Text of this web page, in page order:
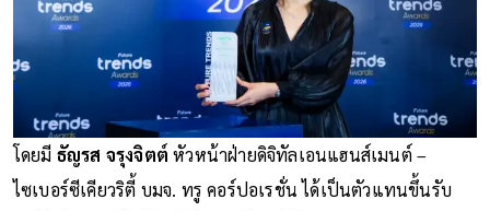
โดยมี ธัญรส จรุงจิตต์ หัวหน้าฝ่ายดิจิทัลเอนแฮนส์เมนต์ –
ไซเบอร์ซีเคียวริตี้ บมจ. ทรู คอร์ปอเรชั่น ได้เป็นตัวแทนขึ้นรับ